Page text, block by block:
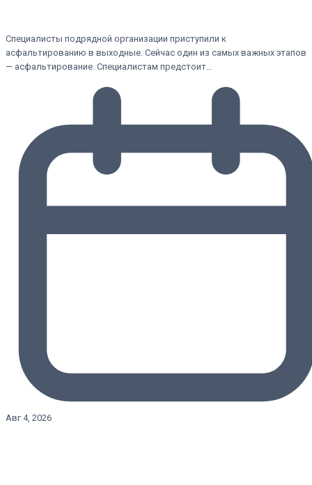
Специалисты подрядной организации приступили к
асфальтированию в выходные. Сейчас один из самых важных этапов
— асфальтирование. Специалистам предстоит…
Авг 4, 2026